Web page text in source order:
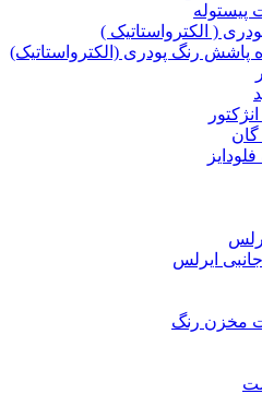
پیستوله
( الکترواستاتیک )
پاشش رنگ پودری (الکترواستاتیک)
گان
ایرلس
مخزن رنگ